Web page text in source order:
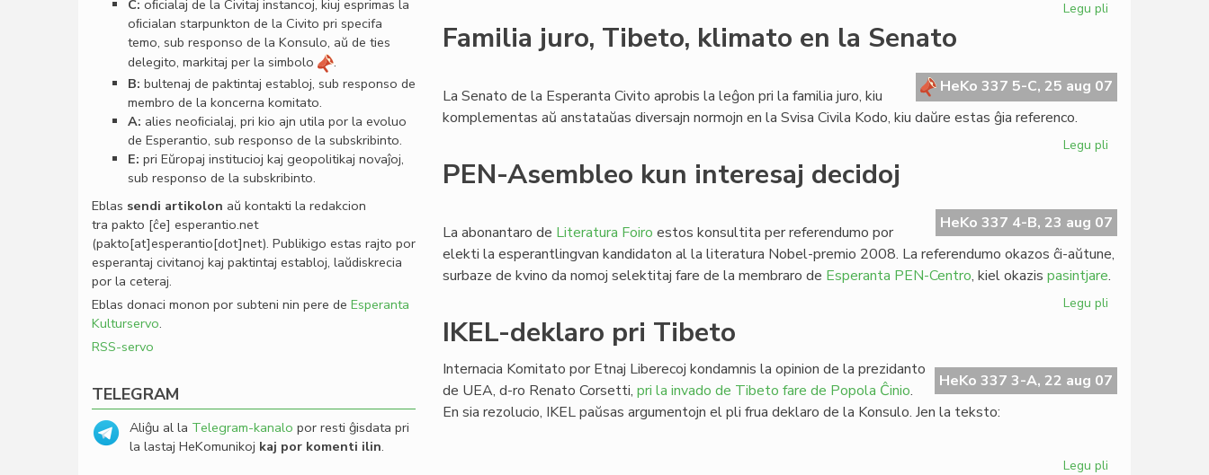
Legu pli
Tibeto
Familia juro, Tibeto, klimato en la Senato
HeKo 337 5-C, 25 aug 07
La Senato de la Esperanta Civito aprobis la leĝon pri la familia juro, kiu
komplementas aŭ anstataŭas diversajn normojn en la Svisa Civila Kodo, kiu daŭre estas ĝia referenco.
Legu pli
klimato
en
la
Senato
PEN-Asembleo kun interesaj decidoj
HeKo 337 4-B, 23 aug 07
La abonantaro de Literatura Foiro estos konsultita per referendumo por
elekti la esperantlingvan kandidaton al la literatura Nobel-premio 2008. La referendumo okazos ĉi-aŭtune,
surbaze de kvino da nomoj selektitaj fare de la membraro de Esperanta PEN-Centro, kiel okazis pasintjare.
Legu pli
interesaj
decidoj
IKEL-deklaro pri Tibeto
HeKo 337 3-A, 22 aug 07
Internacia Komitato por Etnaj Liberecoj kondamnis la opinion de la prezidanto
de UEA, d-ro Renato Corsetti, pri la invado de Tibeto fare de Popola Ĉinio.
En sia rezolucio, IKEL paŭsas argumentojn el pli frua deklaro de la Konsulo. Jen la teksto:
Legu pli
C: oﬁcialaj de la Civitaj instancoj, kiuj esprimas la
oﬁcialan starpunkton de la Civito pri specifa
temo, sub responso de la Konsulo, aŭ de ties
delegito, markitaj per la simbolo
.
B: bultenaj de paktintaj establoj, sub responso de
membro de la koncerna komitato.
A: alies neoﬁcialaj, pri kio ajn utila por la evoluo
de Esperantio, sub responso de la subskribinto.
E: pri Eŭropaj institucioj kaj geopolitikaj novaĵoj,
sub responso de la subskribinto.
Eblas sendi artikolon aŭ kontakti la redakcion
tra pakto [ĉe] esperantio.net
(pakto[at]esperantio[dot]net). Publikigo estas rajto por
esperantaj civitanoj kaj paktintaj establoj, laŭdiskrecia
por la ceteraj.
Eblas donaci monon por subteni nin pere de Esperanta
Kulturservo.
RSS-servo
TELEGRAM
Aliĝu al la Telegram-kanalo por resti ĝisdata pri
la lastaj HeKomunikoj kaj por komenti ilin.